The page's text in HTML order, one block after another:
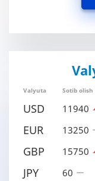
Valyuta Sotib olish
USD 11940
EUR 13250
GBP 15750
JPY 60